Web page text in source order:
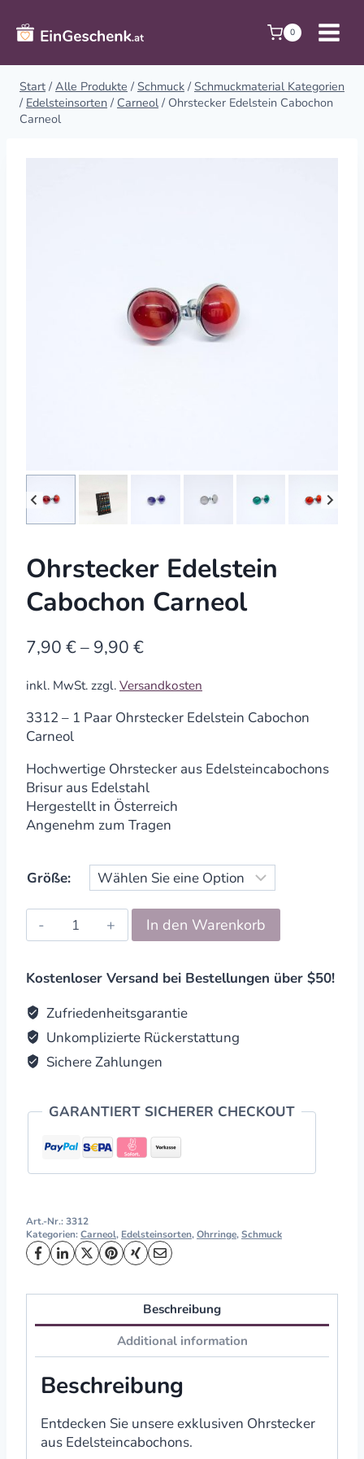
Inhalt
springen
0
Start / Alle Produkte / Schmuck / Schmuckmaterial Kategorien
/ Edelsteinsorten / Carneol / Ohrstecker Edelstein Cabochon
Carneol
Ohrstecker Edelstein
Cabochon Carneol
7,90 €– 9,90 €
inkl. MwSt. zzgl. Versandkosten
3312 – 1 Paar Ohrstecker Edelstein Cabochon
Carneol
Hochwertige Ohrstecker aus Edelsteincabochons
Brisur aus Edelstahl
Hergestellt in Österreich
Angenehm zum Tragen
Größe:
Ohrstecker
Edelstein
Carneol
In den Warenkorb
Kostenloser Versand bei Bestellungen über $50!
Zufriedenheitsgarantie
Unkomplizierte Rückerstattung
Sichere Zahlungen
GARANTIERT SICHERER CHECKOUT
Art.-Nr.:3312
Kategorien:Carneol, Edelsteinsorten,Ohrringe,Schmuck
Beschreibung
Additional information
Beschreibung
Entdecken Sie unsere exklusiven Ohrstecker
aus Edelsteincabochons.